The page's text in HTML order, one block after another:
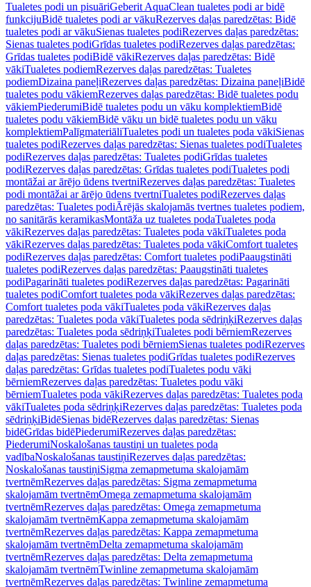
Tualetes podi un pisuāriGeberit AquaClean tualetes podi ar bidē
funkcijuBidē tualetes podi ar vākuRezerves daļas paredzētas: Bidē
tualetes podi ar vākuSienas tualetes podiRezerves daļas paredzētas:
Sienas tualetes podiGrīdas tualetes podiRezerves daļas paredzētas:
Grīdas tualetes podiBidē vākiRezerves daļas paredzētas: Bidē
vākiTualetes podiemRezerves daļas paredzētas: Tualetes
podiemDizaina paneļiRezerves daļas paredzētas: Dizaina paneļiBidē
tualetes podu vākiemRezerves daļas paredzētas: Bidē tualetes podu
vākiemPiederumiBidē tualetes podu un vāku komplektiemBidē
tualetes podu vākiemBidē vāku un bidē tualetes podu un vāku
komplektiemPalīgmateriāliTualetes podi un tualetes poda vākiSienas
tualetes podiRezerves daļas paredzētas: Sienas tualetes podiTualetes
podiRezerves daļas paredzētas: Tualetes podiGrīdas tualetes
podiRezerves daļas paredzētas: Grīdas tualetes podiTualetes podi
montāžai ar ārējo ūdens tvertniRezerves daļas paredzētas: Tualetes
podi montāžai ar ārējo ūdens tvertniTualetes podiRezerves daļas
paredzētas: Tualetes podiĀrējās skalojamās tvertnes tualetes podiem,
no sanitārās keramikasMontāža uz tualetes podaTualetes poda
vākiRezerves daļas paredzētas: Tualetes poda vākiTualetes poda
vākiRezerves daļas paredzētas: Tualetes poda vākiComfort tualetes
podiRezerves daļas paredzētas: Comfort tualetes podiPaaugstināti
tualetes podiRezerves daļas paredzētas: Paaugstināti tualetes
podiPagarināti tualetes podiRezerves daļas paredzētas: Pagarināti
tualetes podiComfort tualetes poda vākiRezerves daļas paredzētas:
Comfort tualetes poda vākiTualetes poda vākiRezerves daļas
paredzētas: Tualetes poda vākiTualetes poda sēdriņķiRezerves daļas
paredzētas: Tualetes poda sēdriņķiTualetes podi bērniemRezerves
daļas paredzētas: Tualetes podi bērniemSienas tualetes podiRezerves
daļas paredzētas: Sienas tualetes podiGrīdas tualetes podiRezerves
daļas paredzētas: Grīdas tualetes podiTualetes podu vāki
bērniemRezerves daļas paredzētas: Tualetes podu vāki
bērniemTualetes poda vākiRezerves daļas paredzētas: Tualetes poda
vākiTualetes poda sēdriņķiRezerves daļas paredzētas: Tualetes poda
sēdriņķiBidēSienas bidēRezerves daļas paredzētas: Sienas
bidēGrīdas bidēPiederumiRezerves daļas paredzētas:
PiederumiNoskalošanas taustiņi un tualetes poda
vadībaNoskalošanas taustiņiRezerves daļas paredzētas:
Noskalošanas taustiņiSigma zemapmetuma skalojamām
tvertnēmRezerves daļas paredzētas: Sigma zemapmetuma
skalojamām tvertnēmOmega zemapmetuma skalojamām
tvertnēmRezerves daļas paredzētas: Omega zemapmetuma
skalojamām tvertnēmKappa zemapmetuma skalojamām
tvertnēmRezerves daļas paredzētas: Kappa zemapmetuma
skalojamām tvertnēmDelta zemapmetuma skalojamām
tvertnēmRezerves daļas paredzētas: Delta zemapmetuma
skalojamām tvertnēmTwinline zemapmetuma skalojamām
tvertnēmRezerves daļas paredzētas: Twinline zemapmetuma